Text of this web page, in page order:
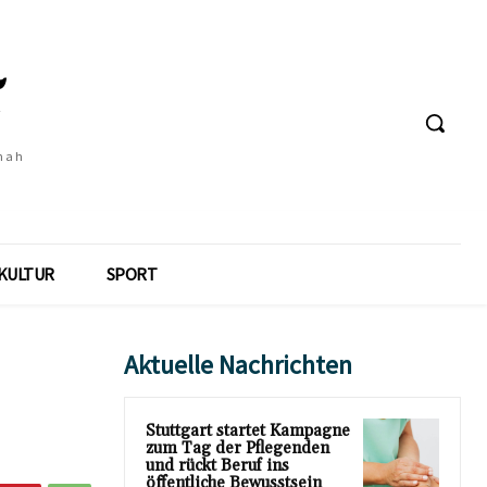
SPORT
Aktuelle Nachrichten
Stuttgart startet Kampagne
zum Tag der Pflegenden
und rückt Beruf ins